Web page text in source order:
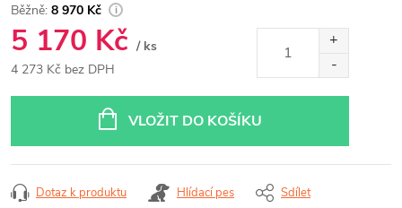
8 970 Kč
5 170 Kč / ks
4 273 Kč bez DPH
VLOŽIT DO KOŠÍKU
Dotaz k produktu Hlídací pes Sdílet